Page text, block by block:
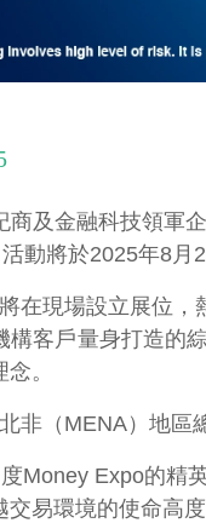
商及金融科技領軍
動將於2025年8月
在現場設立展位
構客戶量身打造的
。
非（MENA）地區
Money Expo的精
交易環境的使命高